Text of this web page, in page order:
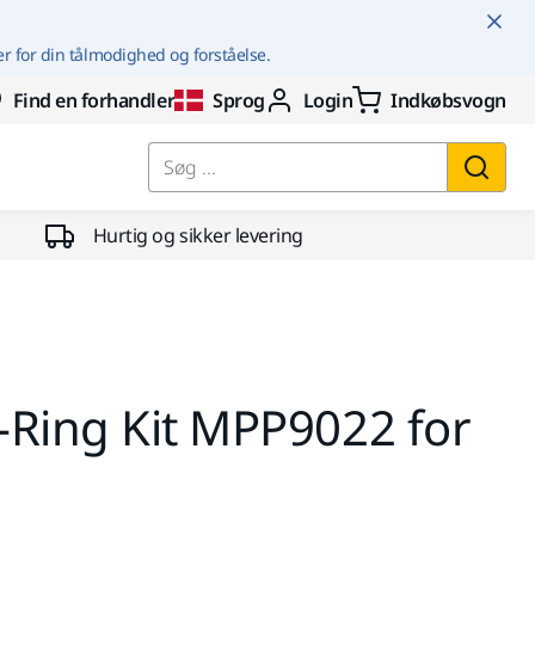
for din tålmodighed og forståelse.
Find en forhandler Sprog Login Indkøbsvogn
Søg ...
Hurtig og sikker levering
Kit MPP9022 for